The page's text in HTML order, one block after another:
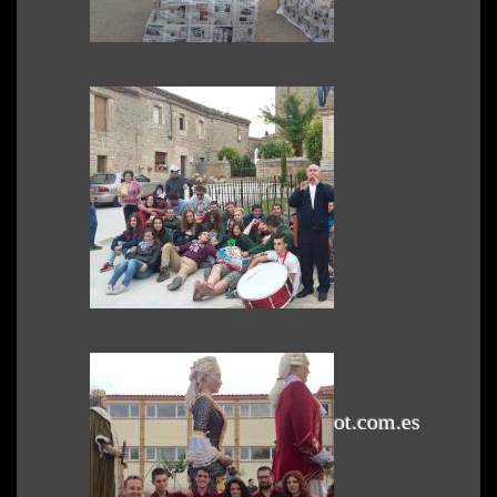
Subido por efren
2017-04-06 10:39:19
0 Comentarios
Ver foto
Subido por toni
2016-09-29 21:36:47
0 Comentarios
Ver foto
Vamos a la cama
Subido por toni
Si Fa Sol Toquem
(Vilafranca del Penedès)
www.sifasoltoquem.blogspot.com.es